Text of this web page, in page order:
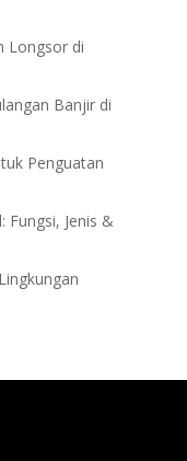
Longsor di
Banjir di
Penguatan
Fungsi, Jenis &